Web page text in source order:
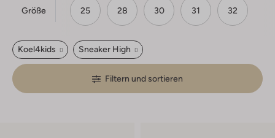
Größe 25 28 30 31 32
Koel4kids Sneaker High
Filtern und sortieren